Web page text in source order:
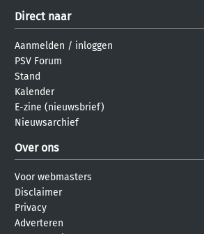
Direct naar
Aanmelden / inloggen
PSV Forum
Stand
Kalender
E-zine (nieuwsbrief)
Nieuwsarchief
Over ons
Voor webmasters
Disclaimer
Privacy
Adverteren